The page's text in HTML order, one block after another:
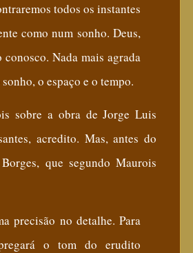
todos os instantes
como num sonho. Deus,
Nada mais agrada
o espaço e o tempo.
sobre a obra deJorge Luis
acredito. Mas, antes do
que segundo Maurois
precisão no detalhe. Para
o tom do erudito